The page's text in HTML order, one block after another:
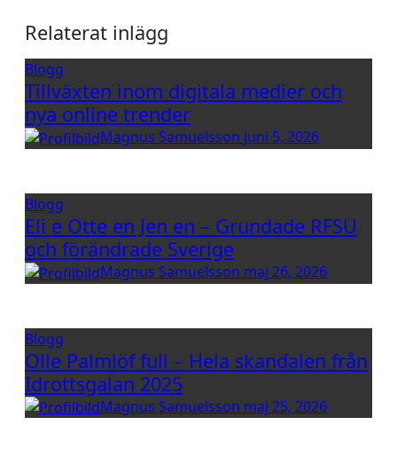
Relaterat inlägg
Blogg
Tillväxten inom digitala medier och
nya online trender
Magnus Samuelsson juni 5, 2026
Blogg
Eli e Otte en Jen en – Grundade RFSU
och förändrade Sverige
Magnus Samuelsson maj 26, 2026
Blogg
Olle Palmlöf full – Hela skandalen från
Idrottsgalan 2025
Magnus Samuelsson maj 25, 2026